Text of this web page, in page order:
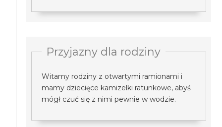
Przyjazny dla rodziny
Witamy rodziny z otwartymi ramionami i
mamy dziecięce kamizelki ratunkowe, abyś
mógł czuć się z nimi pewnie w wodzie.